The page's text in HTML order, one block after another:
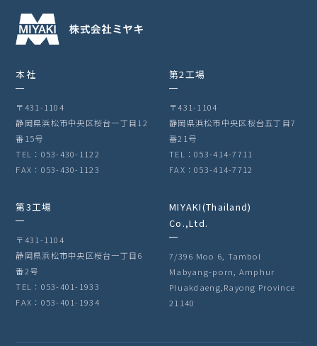
本社
〒431-1104
静岡県浜松市中央区桜台一丁目12
番15号
TEL：053-430-1122
FAX：053-430-1123
第2工場
〒431-1104
静岡県浜松市中央区桜台五丁目7
番21号
TEL：053-414-7711
FAX：053-414-7712
第3工場
〒431-1104
静岡県浜松市中央区桜台一丁目6
番2号
TEL：053-401-1933
FAX：053-401-1934
MIYAKI(Thailand)
Co.,Ltd.
7/396 Moo 6, Tambol
Mabyang-porn, Amphur
Pluakdaeng,Rayong Province
21140